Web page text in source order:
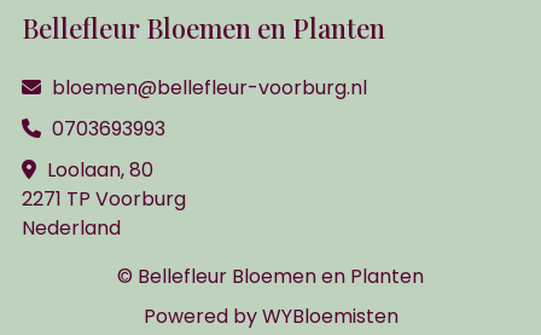
Bellefleur Bloemen en Planten
bloemen@bellefleur-voorburg.nl
0703693993
Loolaan, 80
2271 TP Voorburg
Nederland
© Bellefleur Bloemen en Planten
Powered byWYBloemisten